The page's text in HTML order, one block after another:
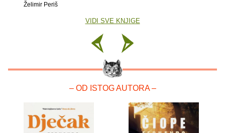
Želimir Periš
VIDI SVE KNJIGE
– OD ISTOG AUTORA –